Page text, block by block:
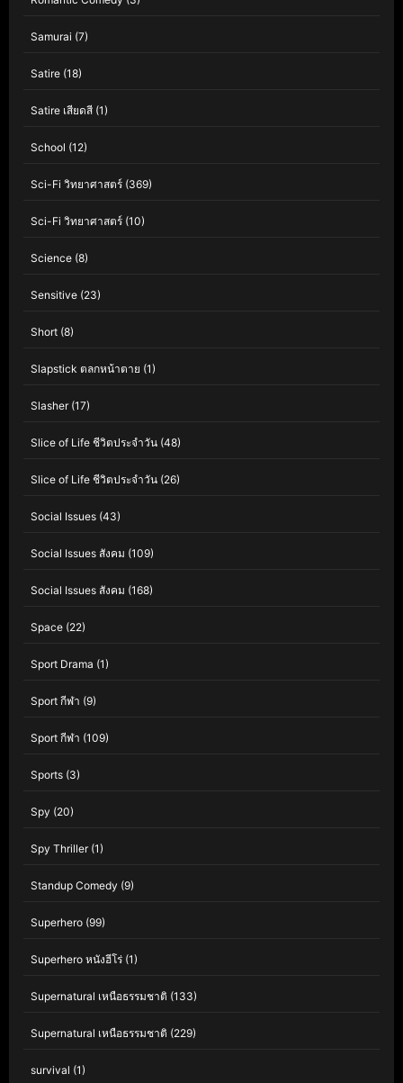
Samurai (7)
Satire (18)
Satire เสียดสี (1)
School (12)
Sci-Fi วิทยาศาสตร์ (369)
Sci-Fi วิทยาศาสตร์ (10)
Science (8)
Sensitive (23)
Short (8)
Slapstick ตลกหน้าตาย (1)
Slasher(17)
Slice of Life ชีวิตประจำวัน (48)
Slice of Life ชีวิตประจำวัน (26)
Social Issues (43)
Social Issues สังคม (109)
Social Issues สังคม (168)
Space (22)
Sport Drama (1)
Sport กีฬา (9)
Sport กีฬา (109)
Sports (3)
Spy (20)
Spy Thriller(1)
Standup Comedy (9)
Superhero (99)
Superhero หนังฮีโร่ (1)
Supernatural เหนือธรรมชาติ (133)
Supernatural เหนือธรรมชาติ (229)
survival (1)